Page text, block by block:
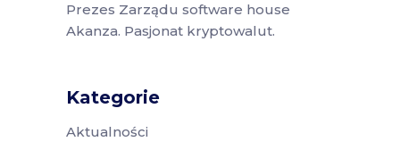
Prezes Zarządu software house
Akanza. Pasjonat kryptowalut.
Kategorie
Aktualności